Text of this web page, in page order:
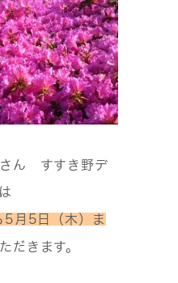
さん すすき野デ
月5日（木） ま
だきます。